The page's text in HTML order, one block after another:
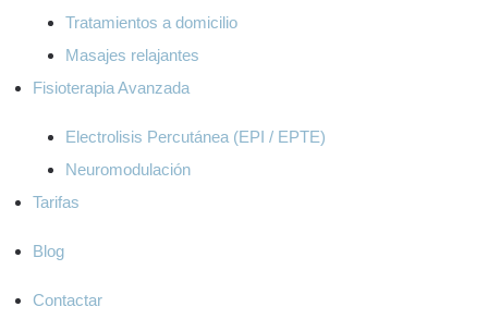
Tratamientos a domicilio
Masajes relajantes
Fisioterapia Avanzada
Electrolisis Percutánea (EPI / EPTE)
Neuromodulación
Tarifas
Blog
Contactar